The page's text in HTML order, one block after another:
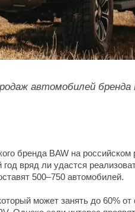
автомобилей бренда
бренда BAW на российском
вряд ли удастся
500–750 автомобилей.
может занять до 60% от